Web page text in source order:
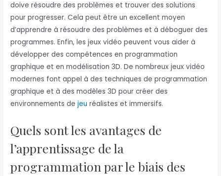
doive résoudre des problèmes et trouver des solutions
pour progresser. Cela peut être un excellent moyen
d’apprendre à résoudre des problèmes et à déboguer des
programmes. Enfin, les jeux vidéo peuvent vous aider à
développer des compétences en programmation
graphique et en modélisation 3D. De nombreux jeux vidéo
modernes font appel à des techniques de programmation
graphique et à des modèles 3D pour créer des
environnements dejeu réalistes et immersifs.
Quels sont les avantages de
l’apprentissage de la
programmation par le biais des